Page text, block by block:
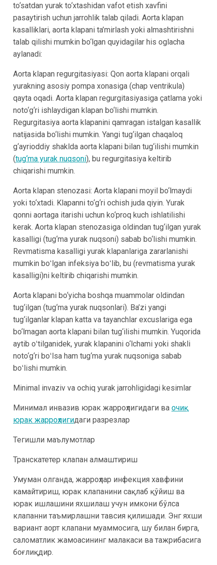
to‘satdan yurak to‘xtashidan vafot etish xavfini
pasaytirish uchun jarrohlik talab qiladi. Aorta klapan
kasalliklari, aorta klapani ta’mirlash yoki almashtirishni
talab qilishi mumkin bo‘lgan quyidagilar his oglacha
aylanadi:
Aorta klapan regurgitasiyasi: Qon aorta klapani orqali
yurakning asosiy pompa xonasiga (chap ventrikula)
qayta oqadi. Aorta klapan regurgitasiyasiga çatlama yoki
noto‘g‘ri ishlaydigan klapan bo‘lishi mumkin.
Regurgitasiya aorta klapanini qamragan istalgan kasallik
natijasida bo‘lishi mumkin. Yangi tug‘ilgan chaqaloq
g‘ayrioddiy shaklda aorta klapani bilan tug‘ilishi mumkin
(tug‘ma yurak nuqsoni), bu regurgitasiya keltirib
chiqarishi mumkin.
Aorta klapan stenozasi: Aorta klapani moyil bo‘lmaydi
yoki to‘xtadi. Klapanni to‘g‘ri ochish juda qiyin. Yurak
qonni aortaga itarishi uchun ko‘proq kuch ishlatilishi
kerak. Aorta klapan stenozasiga oldindan tug‘ilgan yurak
kasalligi (tug‘ma yurak nuqsoni) sabab bo‘lishi mumkin.
Revmatisma kasalligi yurak klapanlariga zararlanishi
mumkin boʻlgan infeksiya boʻlib, bu (revmatisma yurak
kasalligi)ni keltirib chiqarishi mumkin.
Aorta klapani bo‘yicha boshqa muammolar oldindan
tug‘ilgan (tug‘ma yurak nuqsonlari). Ba’zi yangi
tug‘ilganlar klapan katta va tayanchlar excuslariga ega
bo‘lmagan aorta klapani bilan tug‘ilishi mumkin. Yuqorida
aytib oʻtilganidek, yurak klapanini o‘lchami yoki shakli
noto‘g‘ri boʻlsa ham tug‘ma yurak nuqsoniga sabab
boʻlishi mumkin.
Minimal invaziv va ochiq yurak jarrohligidagi kesimlar
Минимал инвазив юрак жарроҳлигидаги ва очиқ
юрак жарроҳлигидаги разрезлар
Тегишли маълумотлар
Транскатетер клапан алмаштириш
Умуман олганда, жарроҳлар инфекция хавфини
камайтириш, юрак клапанини сақлаб қўйиш ва
юрак ишлашини яхшилаш учун имкони бўлса
клапанни таъмирлашни тавсия қилишади. Энг яхши
вариант аорт клапани муаммосига, шу билан бирга,
саломатлик жамоасининг малакаси ва тажрибасига
боғлиқдир.